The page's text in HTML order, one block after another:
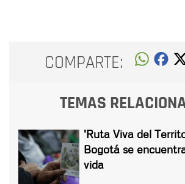
COMPARTE:
TEMAS
'Ruta Viva del
Bogotá se
vida